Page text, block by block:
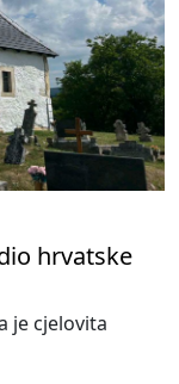
hrvatske
je cjelovita